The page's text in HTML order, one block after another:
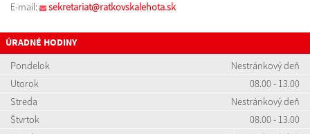
E-mail:
sekretariat@ratkovskalehota.sk
ÚRADNÉ HODINY
Pondelok
Nestránkový deň
Utorok
08.00 - 13.00
Streda
Nestránkový deň
Štvrtok
08.00 - 13.00